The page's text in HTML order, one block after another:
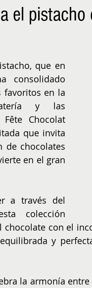
MESA
el
que en
consolidado
favoritos en la
y las
Chocolat
que invita
de chocolates
en el gran
a través del
colección
con el
y
la armonía